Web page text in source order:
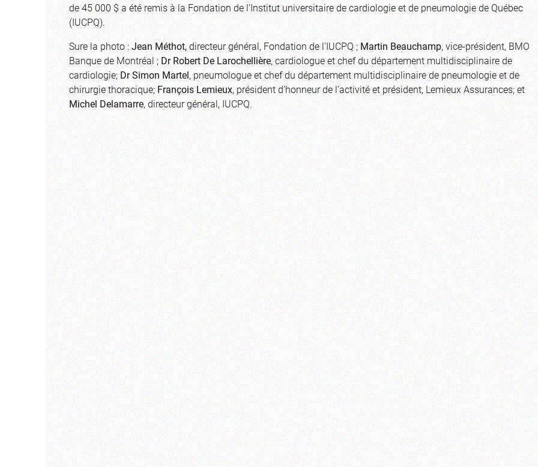
de 45 000 $ a été remis à la Fondation de l’Institut universitaire de cardiologie et de pneumologie de Québec
(IUCPQ).
Sure la photo :Jean Méthot,directeur général, Fondation de l’IUCPQ ;Martin Beauchamp, vice-président, BMO
Banque de Montréal ;Dr Robert De Larochellière, cardiologue et chef du département multidisciplinaire de
cardiologie;Dr Simon Martel, pneumologue et chef du département multidisciplinaire de pneumologie et de
chirurgie thoracique;François Lemieux, président d’honneur de l’activité et président, Lemieux Assurances; et
Michel Delamarre, directeur général, IUCPQ.